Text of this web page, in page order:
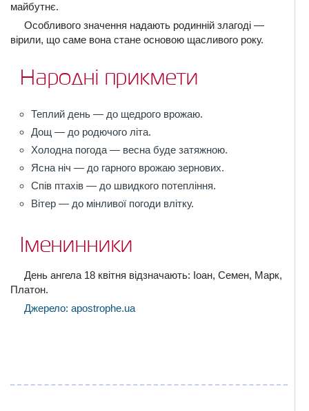
майбутнє.
Особливого значення надають родинній злагоді —
вірили, що саме вона стане основою щасливого року.
Народні прикмети
Теплий день — до щедрого врожаю.
Дощ — до родючого літа.
Холодна погода — весна буде затяжною.
Ясна ніч — до гарного врожаю зернових.
Спів птахів — до швидкого потепління.
Вітер — до мінливої погоди влітку.
Іменинники
День ангела 18 квітня відзначають: Іоан, Семен, Марк,
Платон.
Джерело: apostrophe.ua